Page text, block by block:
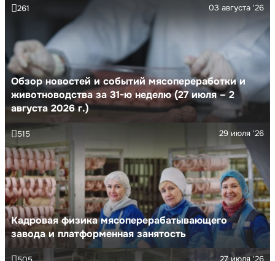
Обзор новостей и событий мясопереработки и
животноводства за 31-ю неделю (27 июля – 2
августа 2026 г.)
03 августа '26
261
Кадровая физика мясоперерабатывающего
завода и платформенная занятость
29 июля '26
515